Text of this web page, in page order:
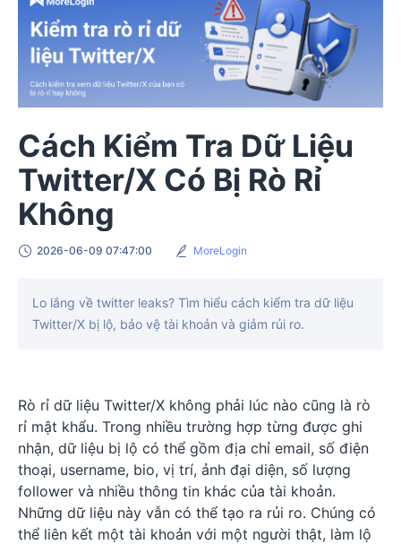
Cách Kiểm Tra Dữ Liệu
Twitter/X Có Bị Rò Rỉ
Không
2026-06-09 07:47:00 MoreLogin
Lo lắng về twitter leaks? Tìm hiểu cách kiểm tra dữ liệu
Twitter/X bị lộ, bảo vệ tài khoản và giảm rủi ro.
Rò rỉ dữ liệu Twitter/X không phải lúc nào cũng là rò
rỉ mật khẩu. Trong nhiều trường hợp từng được ghi
nhận, dữ liệu bị lộ có thể gồm địa chỉ email, số điện
thoại, username, bio, vị trí, ảnh đại diện, số lượng
follower và nhiều thông tin khác của tài khoản.
Những dữ liệu này vẫn có thể tạo ra rủi ro. Chúng có
thể liên kết một tài khoản với một người thật, làm lộ